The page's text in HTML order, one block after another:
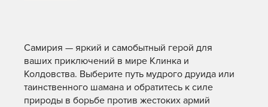
Самирия — яркий и самобытный герой для
ваших приключений в мире Клинка и
Колдовства. Выберите путь мудрого друида или
таинственного шамана и обратитесь к силе
природы в борьбе против жестоких армий